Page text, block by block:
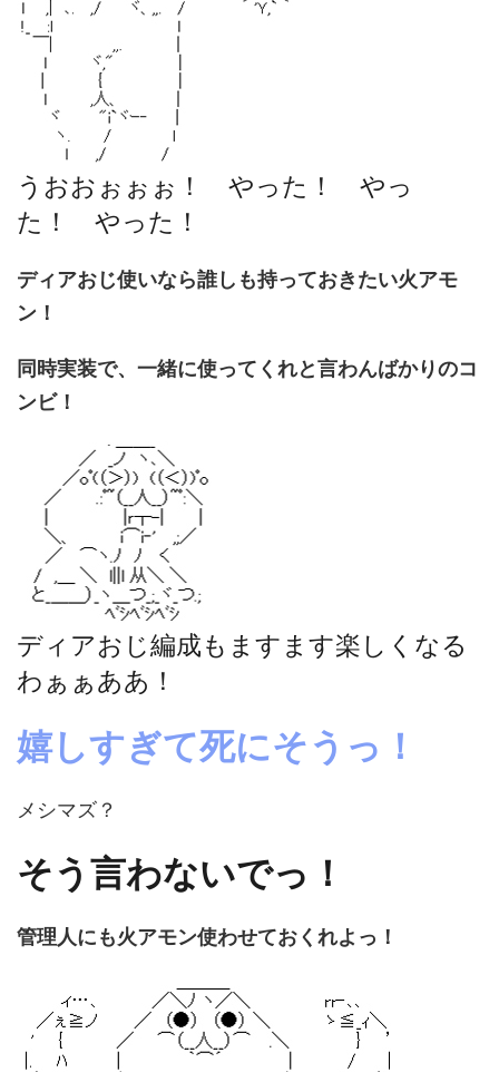
うおおぉぉぉ！ やった！ やっ
た！ やった！
ディアおじ使いなら誰しも持っておきたい火アモ
ン！
同時実装で、一緒に使ってくれと言わんばかりのコ
ンビ！
ディアおじ編成もますます楽しくなる
わぁぁああ！
嬉しすぎて死にそうっ！
メシマズ？
そう言わないでっ！
管理人にも火アモン使わせておくれよっ！